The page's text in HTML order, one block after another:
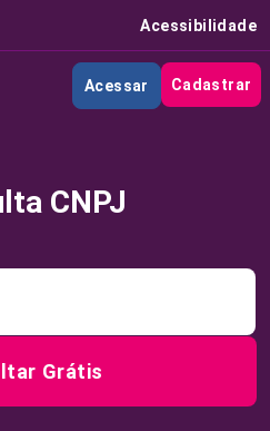
Acessibilidade
Acessar Cadastrar
CNPJ
Grátis